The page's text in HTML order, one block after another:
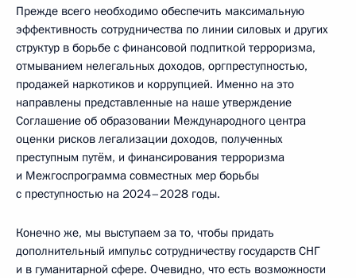
Прежде всего необходимо обеспечить максимальную
эффективность сотрудничества по линии силовых и других
структур в борьбе с финансовой подпиткой терроризма,
отмыванием нелегальных доходов, оргпреступностью,
продажей наркотиков и коррупцией. Именно на это
направлены представленные на наше утверждение
Соглашение об образовании Международного центра
оценки рисков легализации доходов, полученных
преступным путём, и финансирования терроризма
и Межгоспрограмма совместных мер борьбы
с преступностью на 2024–2028 годы.
Конечно же, мы выступаем за то, чтобы придать
дополнительный импульс сотрудничеству государств СНГ
и в гуманитарной сфере. Очевидно, что есть возможности